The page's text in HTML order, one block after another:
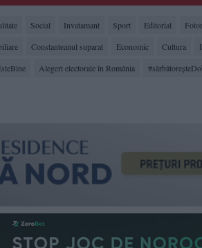
Social Invatamant Sport Editorial
Constanteanul suparat Economic Cultura
Alegeri electorale în România